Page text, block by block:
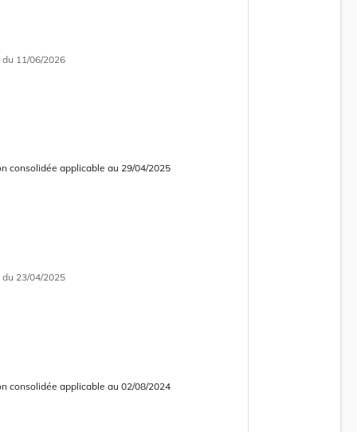
du 11/06/2026
consolidée obsolète
consolidée applicable au 29/04/2025
du 23/04/2025
consolidée obsolète
consolidée applicable au 02/08/2024